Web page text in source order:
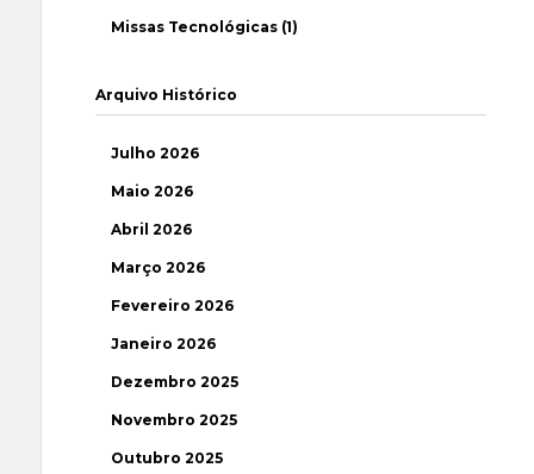
Missas Tecnológicas (1)
Arquivo Histórico
Julho 2026
Maio 2026
Abril 2026
Março 2026
Fevereiro 2026
Janeiro 2026
Dezembro 2025
Novembro 2025
Outubro 2025